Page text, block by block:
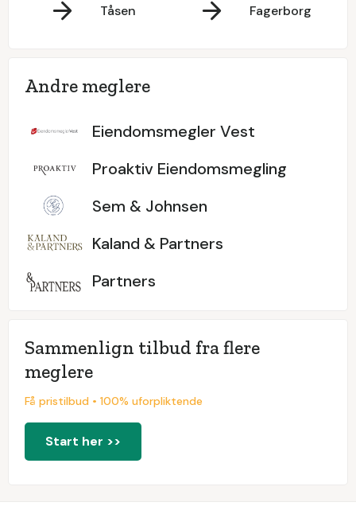
Tåsen Fagerborg
Andre meglere
Eiendomsmegler Vest
Proaktiv Eiendomsmegling
Sem & Johnsen
Kaland & Partners
Partners
Sammenlign tilbud fra flere
meglere
Få pristilbud • 100% uforpliktende
Start her >>